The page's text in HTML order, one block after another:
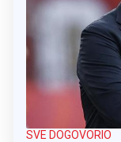
SVE DOGOVORIO